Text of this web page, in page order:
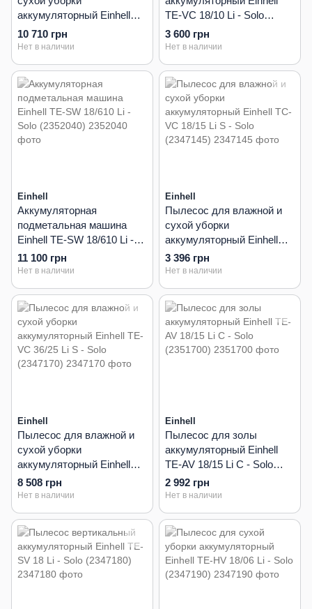
аккумуляторный Einhell
TE-VC 36/30 Li S - Solo
(2347140)
10 710 грн
Нет в наличии
TE-VC 18/10 Li - Solo
(2347160)
3 600 грн
Нет в наличии
Einhell
Аккумуляторная
подметальная машина
Einhell TE-SW 18/610 Li -
Solo (2352040)
11 100 грн
Нет в наличии
Einhell
Пылесос для влажной и
сухой уборки
аккумуляторный Einhell
TC-VC 18/15 Li S - Solo
(2347145)
3 396 грн
Нет в наличии
Einhell
Пылесос для влажной и
сухой уборки
аккумуляторный Einhell
TE-VC 36/25 Li S - Solo
(2347170)
8 508 грн
Нет в наличии
Einhell
Пылесос для золы
аккумуляторный Einhell
TE-AV 18/15 Li C - Solo
(2351700)
2 992 грн
Нет в наличии